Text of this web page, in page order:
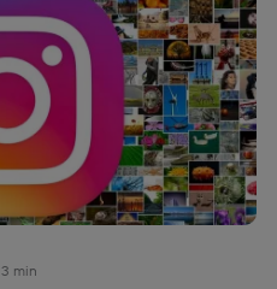
3 min